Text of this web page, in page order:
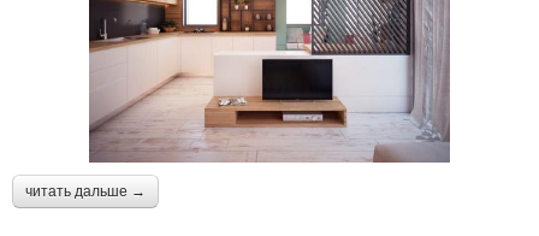
читать дальше →